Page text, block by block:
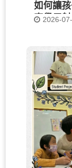
如何讓
直覺反射
2026-